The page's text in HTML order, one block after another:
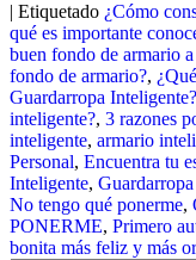
| Etiquetado ¿Cómo
qué es importante
buen fondo de armario
fondo de armario?,
Guardarropa Inteligente?
inteligente?, 3 razones
inteligente, armario
Personal, Encuentra tu
Inteligente,
No tengo qué ponerme,
PONERME, Primero
bonita más feliz y más